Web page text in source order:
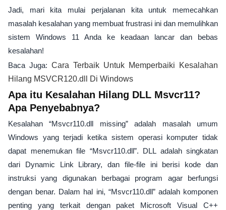
Jadi, mari kita mulai perjalanan kita untuk memecahkan
masalah kesalahan yang membuat frustrasi ini dan memulihkan
sistem Windows 11 Anda ke keadaan lancar dan bebas
kesalahan!
Baca Juga: Cara Terbaik Untuk Memperbaiki Kesalahan
Hilang MSVCR120.dll Di Windows
Apa itu Kesalahan Hilang DLL Msvcr11?
Apa Penyebabnya?
Kesalahan “Msvcr110.dll missing” adalah masalah umum
Windows yang terjadi ketika sistem operasi komputer tidak
dapat menemukan file “Msvcr110.dll”. DLL adalah singkatan
dari Dynamic Link Library, dan file-file ini berisi kode dan
instruksi yang digunakan berbagai program agar berfungsi
dengan benar. Dalam hal ini, “Msvcr110.dll” adalah komponen
penting yang terkait dengan paket Microsoft Visual C++